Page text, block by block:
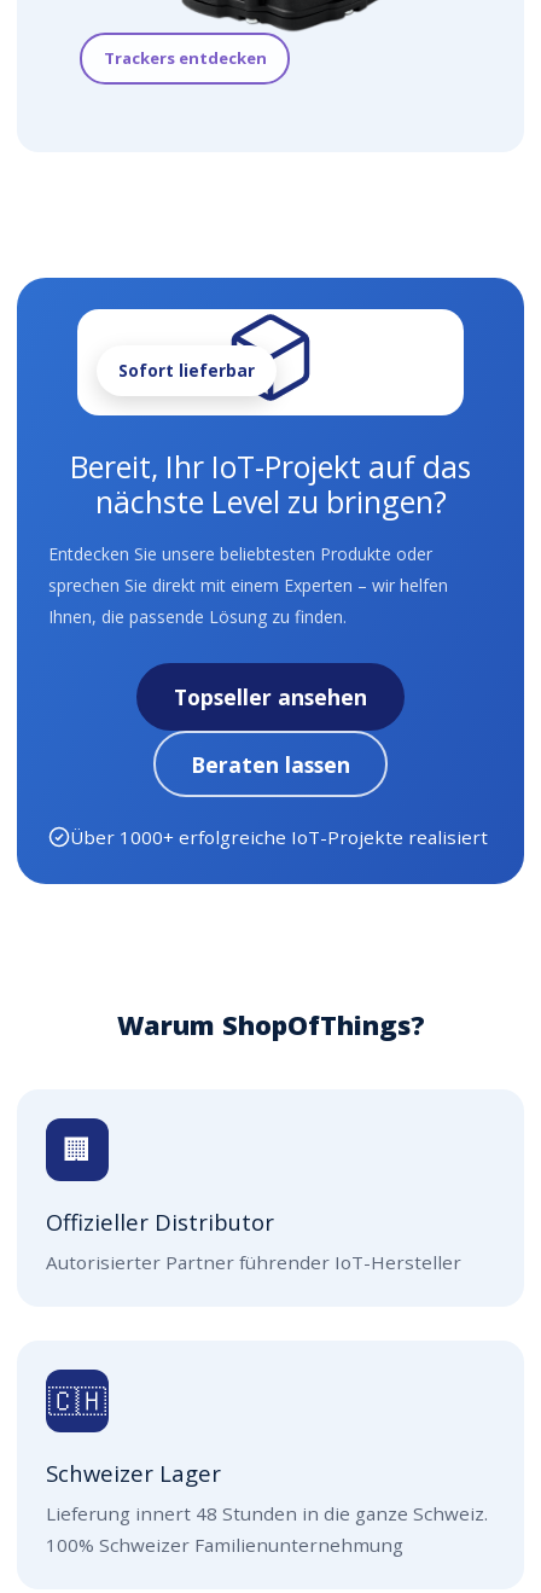
Trackers entdecken
Sofort lieferbar
Bereit, Ihr IoT-Projekt auf das
nächste Level zu bringen?
Entdecken Sie unsere beliebtesten Produkte oder
sprechen Sie direkt mit einem Experten – wir helfen
Ihnen, die passende Lösung zu finden.
Topseller ansehen
Beraten lassen
Über 1000+ erfolgreiche IoT-Projekte realisiert
Warum ShopOfThings?
🏢
Offizieller Distributor
Autorisierter Partner führender IoT-Hersteller
🇨🇭
Schweizer Lager
Lieferung innert 48 Stunden in die ganze Schweiz.
100% Schweizer Familienunternehmung